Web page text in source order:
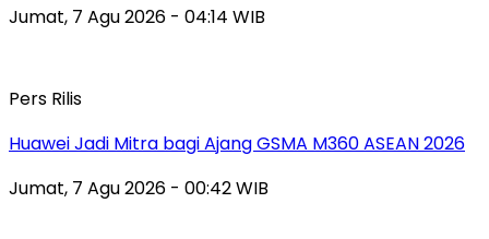
Jumat, 7 Agu 2026 - 04:14 WIB
Pers Rilis
Huawei Jadi Mitra bagi Ajang GSMA M360 ASEAN 2026
Jumat, 7 Agu 2026 - 00:42 WIB